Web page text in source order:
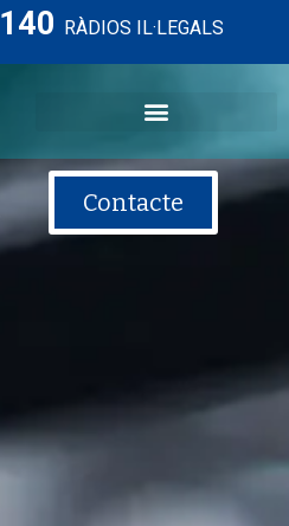
140 RÀDIOS IL·LEGALS
Contacte